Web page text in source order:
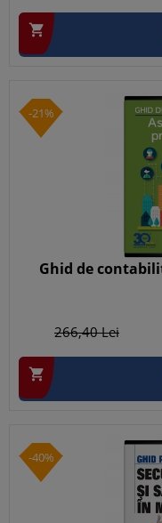

-21%
Ghid de
266,40Lei

-40%